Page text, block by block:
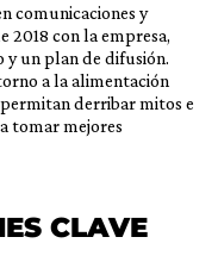
comunicaciones y
2018 con la empresa,
un plan de difusión.
a la alimentación
derribar mitos e
tomar mejores
CLAVE